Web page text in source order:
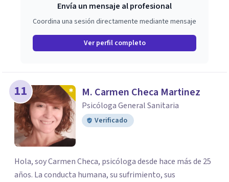
Envía un mensaje al profesional
Coordina una sesión directamente mediante mensaje
Ver perfil completo
11 M. Carmen Checa Martinez
Psicóloga General Sanitaria
Verificado
Hola, soy Carmen Checa, psicóloga desde hace más de 25
años. La conducta humana, su sufrimiento, sus